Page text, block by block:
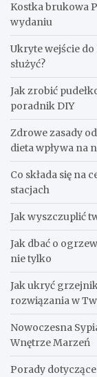
Kostka brukowa
wydaniu
Ukryte wejście
służyć?
Jak zrobić
poradnik DIY
Zdrowe zasady
dieta wpływa na
Co składa się na
stacjach
Jak wyszczuplić
Jak dbać o
nie tylko
Jak ukryć
rozwiązania w
Nowoczesna
Wnętrze Marzeń
Porady